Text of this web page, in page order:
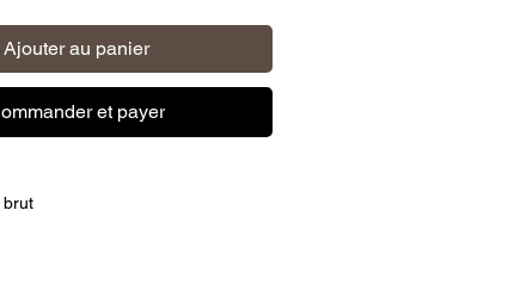
Ajouter au panier
et payer
brut